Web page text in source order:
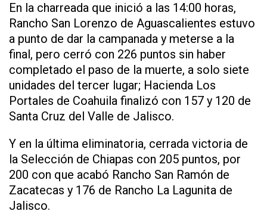
En la charreada que inició a las 14:00 horas,
Rancho San Lorenzo de Aguascalientes estuvo
a punto de dar la campanada y meterse a la
final, pero cerró con 226 puntos sin haber
completado el paso de la muerte, a solo siete
unidades del tercer lugar; Hacienda Los
Portales de Coahuila finalizó con 157 y 120 de
Santa Cruz del Valle de Jalisco.
Y en la última eliminatoria, cerrada victoria de
la Selección de Chiapas con 205 puntos, por
200 con que acabó Rancho San Ramón de
Zacatecas y 176 de Rancho La Lagunita de
Jalisco.